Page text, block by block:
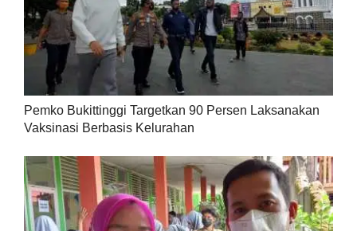
Pemko Bukittinggi Targetkan 90 Persen Laksanakan
Vaksinasi Berbasis Kelurahan